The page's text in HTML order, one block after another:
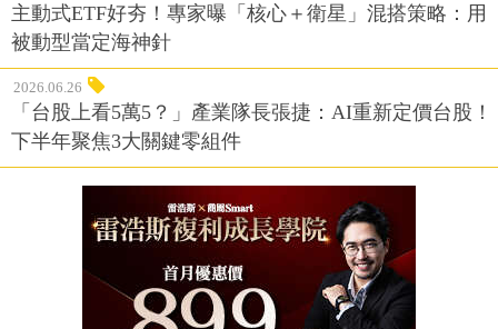
主動式ETF好夯！專家曝「核心＋衛星」混搭策略：用
被動型當定海神針
2026.06.26
「台股上看5萬5？」產業隊長張捷：AI重新定價台股！
下半年聚焦3大關鍵零組件